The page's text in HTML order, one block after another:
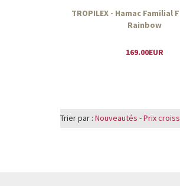
TROPILEX - Hamac Familial
Rainbow
169.00EUR
Trier par : Nouveautés -Prix